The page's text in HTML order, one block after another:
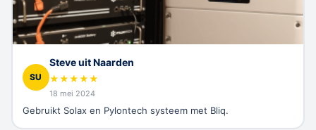
SU
Steve uit Naarden
★★★★★
18 mei 2024
Gebruikt Solax en Pylontech systeem met Bliq.